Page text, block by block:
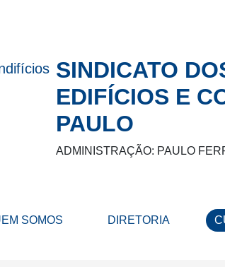
SINDICATO
EDIFÍCIOS E
PAULO
ADMINISTRAÇÃO: PAULO
SOMOS DIRETORIA